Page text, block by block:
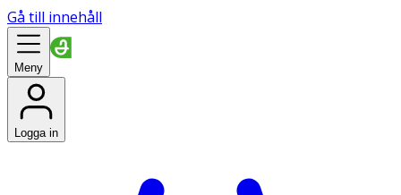
Gå till innehåll
Meny
Logga in